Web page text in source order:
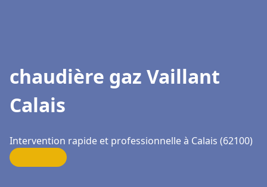
chaudière gaz Vaillant
Calais
Intervention rapide et professionnelle à Calais (62100)